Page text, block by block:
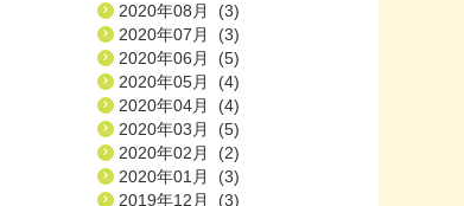
2020年08月 (3)
2020年07月 (3)
2020年06月 (5)
2020年05月 (4)
2020年04月 (4)
2020年03月 (5)
2020年02月 (2)
2020年01月 (3)
2019年12月 (3)